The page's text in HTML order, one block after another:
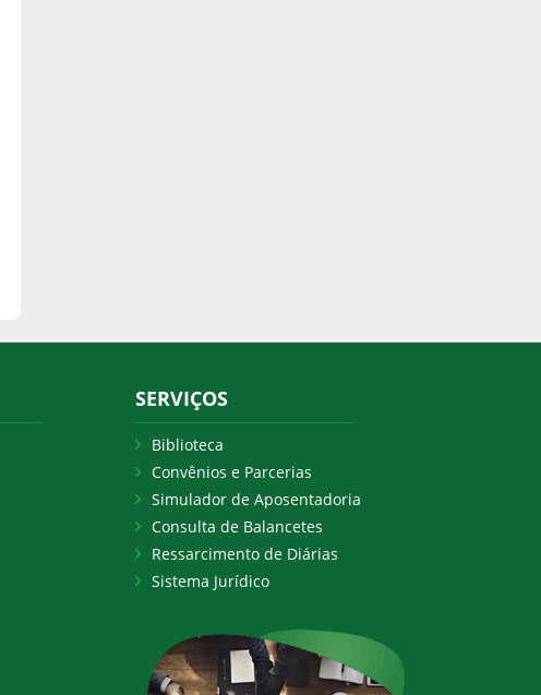
SERVIÇOS
Biblioteca
Convênios e Parcerias
Simulador de Aposentadoria
Consulta de Balancetes
Ressarcimento de Diárias
Sistema Jurídico